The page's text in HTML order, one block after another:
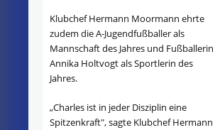
Klubchef Hermann Moormann ehrte
zudem die A-Jugendfußballer als
Mannschaft des Jahres und Fußballerin
Annika Holtvogt als Sportlerin des
Jahres.
„Charles ist in jeder Disziplin eine
Spitzenkraft", sagte Klubchef Hermann